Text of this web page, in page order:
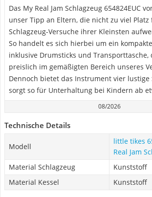
Das My Real Jam Schlagzeug 654824EUC
unser Tipp an Eltern, die nicht zu viel
Schlagzeug-Versuche ihrer Kleinsten
So handelt es sich hierbei um ein
inklusive Drumsticks und Transporttasche,
preislich im gemäßigten Bereich unseres
Dennoch bietet das Instrument vier lustige
sorgt so für Unterhaltung bei Kindern ab
08/2026
Technische Details
Modell
little tikes
Real Jam
Material Schlagzeug
Kunststoff
Material Kessel
Kunststoff